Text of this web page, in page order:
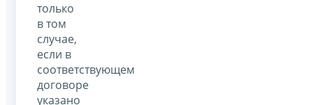
только
в том
случае,
если в
соответствующем
договоре
указано